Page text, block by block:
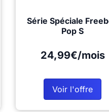
Série Spéciale
Pop S
24,99€/mois
Voir l'offre